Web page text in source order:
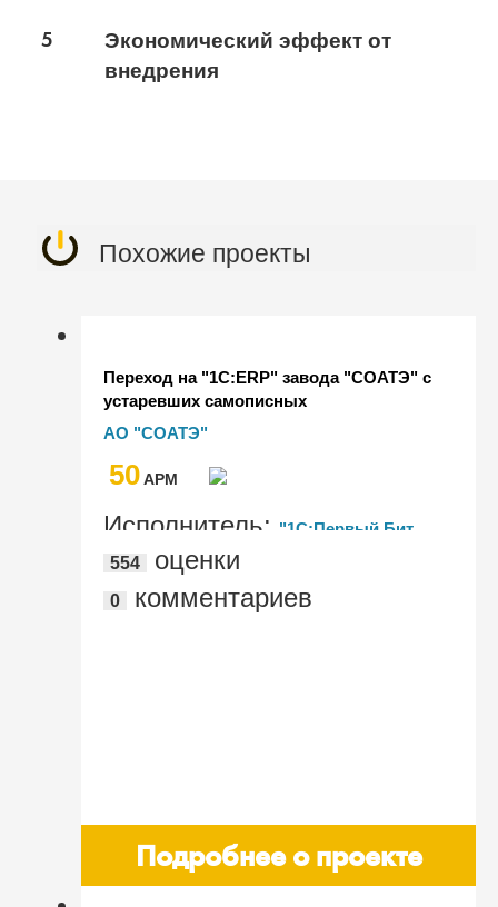
5
Экономический эффект от
внедрения
Похожие проекты
Переход на "1С:ERP" завода "СОАТЭ" с
устаревших самописных
информационных система, при общем
проводок ежемесячно
АО "СОАТЭ"
50AРМ
Исполнитель: "1С:Первый Бит,
Воронеж"
554 оценки
0 комментариев
Подробнее о проекте